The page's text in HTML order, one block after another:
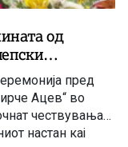
од
пред
Ацев“ во
чествувањата
настан кај